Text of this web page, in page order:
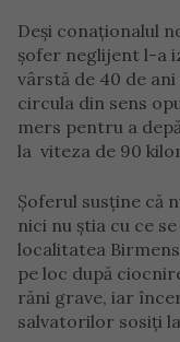
Deși conaționalul
șofer neglijent l-a
vârstă de 40 de
circula din sens
mers pentru a
la viteza de 90
Șoferul susține că
nici nu știa cu ce
localitatea
pe loc după
răni grave, iar
salvatorilor sosiți